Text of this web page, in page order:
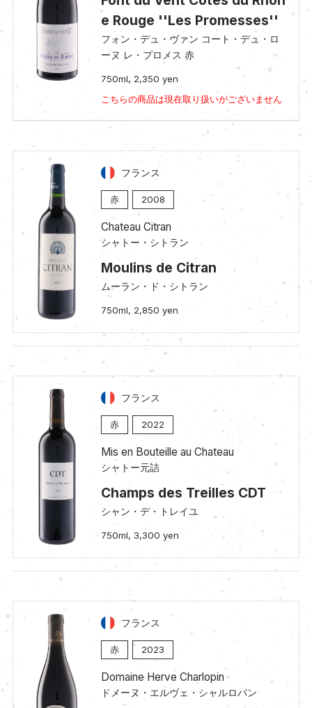
e Rouge ''Les Promesses''
フォン・デュ・ヴァン コート・デュ・ロ
ーヌ レ・プロメス 赤
750ml, 2,350 yen
こちらの商品は現在取り扱いがございません
フランス
赤 2008
Chateau Citran
シャトー・シトラン
Moulins de Citran
ムーラン・ド・シトラン
750ml, 2,850 yen
フランス
赤 2022
Mis en Bouteille au Chateau
シャトー元詰
Champs des Treilles CDT
シャン・デ・トレイユ
750ml, 3,300 yen
フランス
赤 2023
Domaine Herve Charlopin
ドメーヌ・エルヴェ・シャルロパン